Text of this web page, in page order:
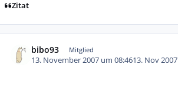
Zitat
bibo93 Mitglied
13. November 2007 um 08:4613. Nov 2007